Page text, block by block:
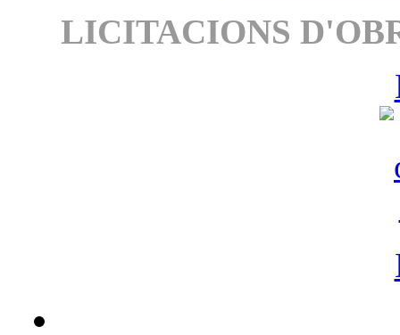
LICITACIONS